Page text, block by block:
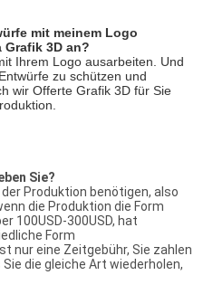
mit meinem Logo
Grafik 3D an?
Ihrem Logo ausarbeiten. Und
zu schützen und
wir Offerte Grafik 3D für Sie
Sie?
Produktion benötigen, also
die Produktion die Form
100USD-300USD, hat
Form
nur eine Zeitgebühr, Sie zahlen
die gleiche Art wiederholen,